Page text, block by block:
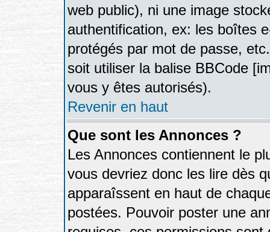
web public), ni une image
authentification, ex: les boîtes
protégés par mot de passe,
soit utiliser la balise BBCode
vous y êtes autorisés).
Revenir en haut
Que sont les Annonces ?
Les Annonces contiennent le
vous devriez donc les lire dès
apparaîssent en haut de
postées. Pouvoir poster une